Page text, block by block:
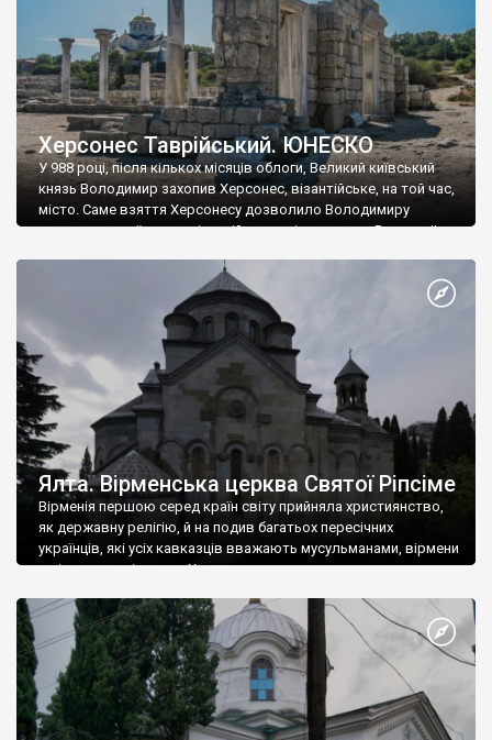
Херсонес Таврійський. ЮНЕСКО
У 988 році, після кількох місяців облоги, Великий київський
князь Володимир захопив Херсонес, візантійське, на той час,
місто. Саме взяття Херсонесу дозволило Володимиру
диктувати свої умови візантійському імператору Василю ІІ, та
Херсонесі Володимир-язичник, став Василем-християнином.
А потім було Хрещення Русі. На честь Херсонесу Таврійського
Ялта. Вірменська церква Святої Ріпсіме
Вірменія першою серед країн світу прийняла християнство,
як державну релігію, й на подив багатьох пересічних
українців, які усіх кавказців вважають мусульманами, вірмени
є відданими вірянами Христа